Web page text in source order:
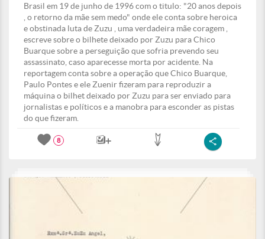
Brasil em 19 de junho de 1996 com o titulo: "20 anos depois
, o retorno da mãe sem medo" onde ele conta sobre heroica
e obstinada luta de Zuzu , uma verdadeira mãe coragem ,
escreve sobre o bilhete deixado por Zuzu para Chico
Buarque sobre a perseguição que sofria prevendo seu
assassinato, caso aparecesse morta por acidente. Na
reportagem conta sobre a operação que Chico Buarque,
Paulo Pontes e ele Zuenir fizeram para reproduzir a
máquina o bilhet deixado por Zuzu para ser enviado para
jornalistas e políticos e a manobra para esconder as pistas
do que fizeram.
8